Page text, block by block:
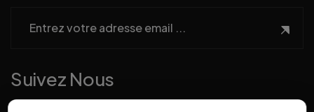
Suivez Nous